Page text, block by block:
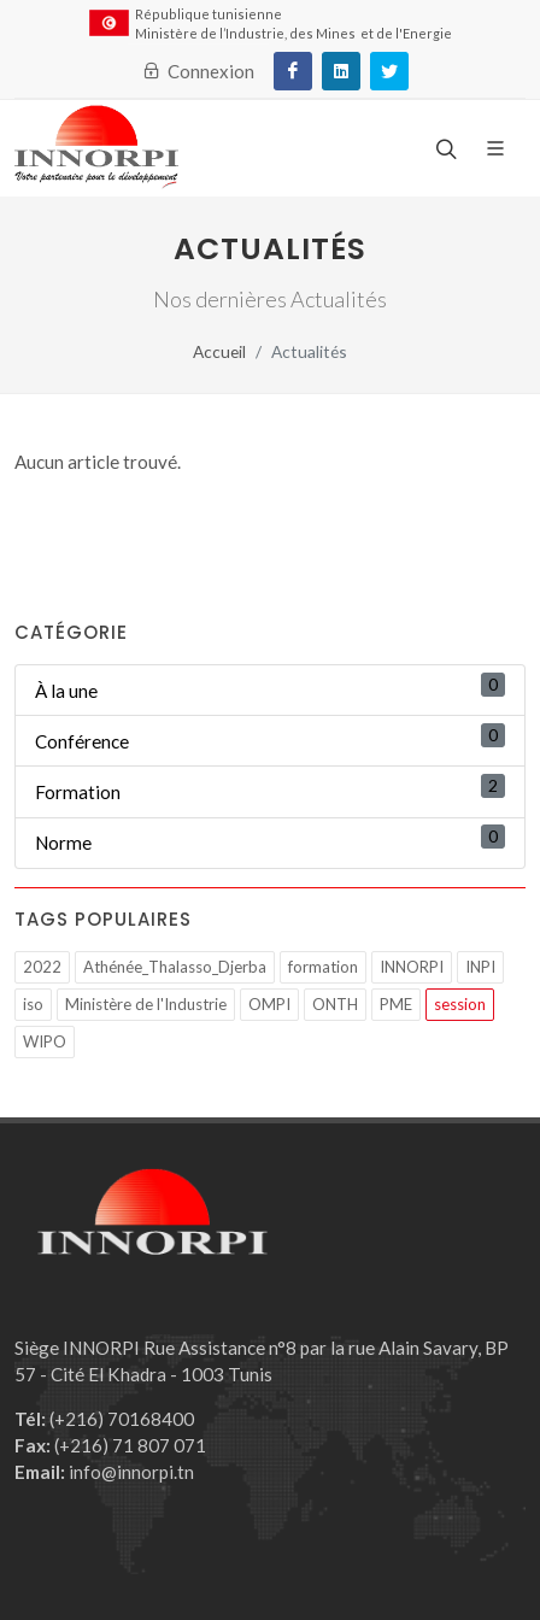
République tunisienne
Ministère de l’Industrie, des Mines et de l'Energie
Connexion
ACTUALITÉS
Nos dernières Actualités
Accueil Actualités
Aucun article trouvé.
CATÉGORIE
À la une 0
Conférence 0
Formation 2
Norme 0
TAGS POPULAIRES
2022 Athénée_Thalasso_Djerba formation INNORPI
INPI
iso
Ministère de l'Industrie OMPI ONTH PME
session
WIPO
Siège INNORPI Rue Assistance n°8 par la rue Alain Savary, BP
57 - Cité El Khadra - 1003 Tunis
Tél: (+216) 70168400
Fax: (+216) 71 807 071
Email: info@innorpi.tn